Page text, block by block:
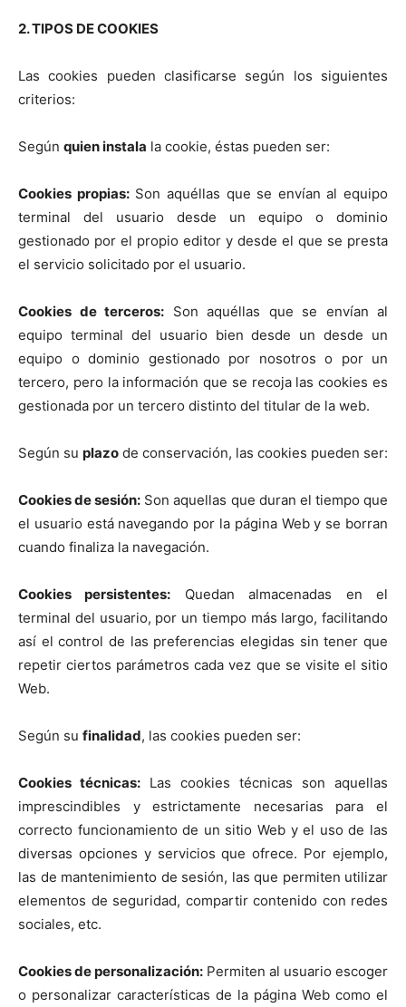
2. TIPOS DE COOKIES
Las cookies pueden clasificarse según los siguientes
criterios:
Según quien instala la cookie, éstas pueden ser:
Cookies propias:Son aquéllas que se envían al equipo
terminal del usuario desde un equipo o dominio
gestionado por el propio editor y desde el que se presta
el servicio solicitado por el usuario.
Cookies de terceros: Son aquéllas que se envían al
equipo terminal del usuario bien desde un desde un
equipo o dominio gestionado por nosotros o por un
tercero, pero la información que se recoja las cookies es
gestionada por un tercero distinto del titular de la web.
Según su plazo de conservación, las cookies pueden ser:
Cookies de sesión: Son aquellas que duran el tiempo que
el usuario está navegando por la página Web y se borran
cuando finaliza la navegación.
Cookies persistentes: Quedan almacenadas en el
terminal del usuario, por un tiempo más largo, facilitando
así el control de las preferencias elegidas sin tener que
repetir ciertos parámetros cada vez que se visite el sitio
Web.
Según su finalidad, las cookies pueden ser:
Cookies técnicas: Las cookies técnicas son aquellas
imprescindibles y estrictamente necesarias para el
correcto funcionamiento de un sitio Web y el uso de las
diversas opciones y servicios que ofrece. Por ejemplo,
las de mantenimiento de sesión, las que permiten utilizar
elementos de seguridad, compartir contenido con redes
sociales, etc.
Cookies de personalización: Permiten al usuario escoger
o personalizar características de la página Web como el